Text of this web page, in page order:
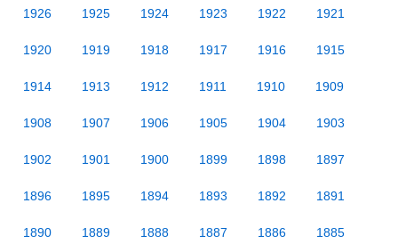
1926 1925 1924 1923 1922 1921
1920 1919 1918 1917 1916 1915
1914 1913 1912 1911 1910 1909
1908 1907 1906 1905 1904 1903
1902 1901 1900 1899 1898 1897
1896 1895 1894 1893 1892 1891
1890 1889 1888 1887 1886 1885